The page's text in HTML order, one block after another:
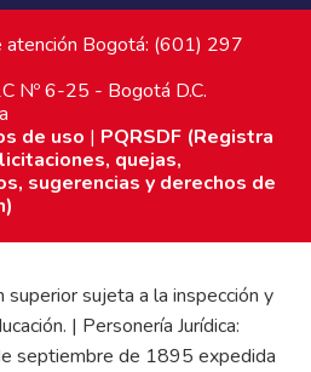
atención Bogotá: (601) 297
Nº 6-25 - Bogotá D.C.
de uso | PQRSDF (Registra
quejas,
sugerencias y derechos de
superior sujeta a la inspección y
| Personería Jurídica:
septiembre de 1895 expedida